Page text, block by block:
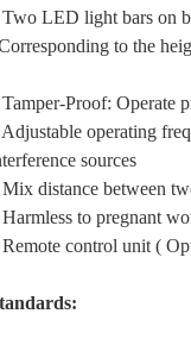
LED light bars on
to the
Proof: Operate
operating
sources
distance between
to pregnant
control unit (